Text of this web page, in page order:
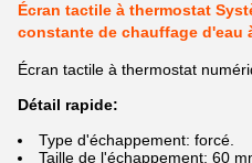
Écran tactile à thermostat
constante de chauffage d'eau
Écran tactile à thermostat
Détail rapide:
Type d'échappement: forcé.
Taille de l'échappement: 60